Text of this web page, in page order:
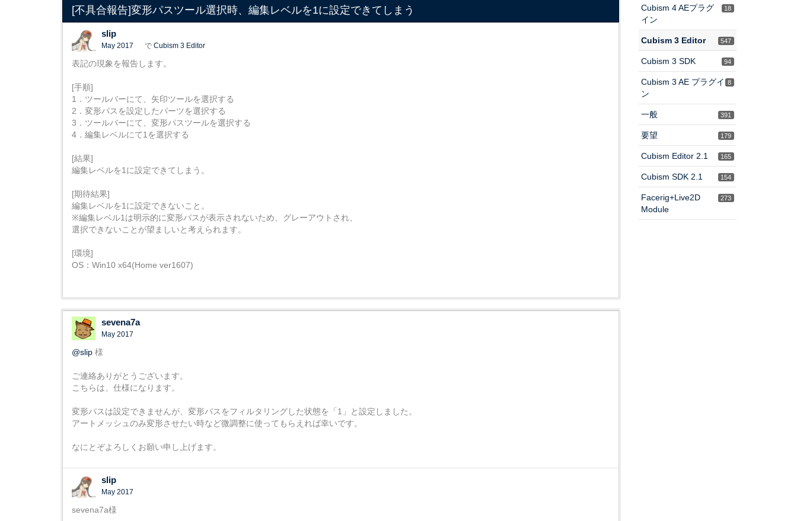
[不具合報告]変形パスツール選択時、編集レベルを1に設定できてしまう
slip
May 2017 で Cubism 3 Editor
表記の現象を報告します。
[手順]
1．ツールバーにて、矢印ツールを選択する
2．変形パスを設定したパーツを選択する
3．ツールバーにて、変形パスツールを選択する
4．編集レベルにて1を選択する
[結果]
編集レベルを1に設定できてしまう。
[期待結果]
編集レベルを1に設定できないこと。
※編集レベル1は明示的に変形パスが表示されないため、グレーアウトされ、
選択できないことが望ましいと考えられます。
[環境]
OS：Win10 x64(Home ver1607)
sevena7a
May 2017
@slip 様
ご連絡ありがとうございます。
こちらは、仕様になります。
変形パスは設定できませんが、変形パスをフィルタリングした状態を「1」と設定しました。
アートメッシュのみ変形させたい時など微調整に使ってもらえれば幸いです。
なにとぞよろしくお願い申し上げます。
slip
May 2017
sevena7a様
18
Cubism 4 AEプラグ
イン
547
Cubism 3 Editor
94
Cubism 3 SDK
8
Cubism 3 AE プラグイ
ン
391
一般
179
要望
165
Cubism Editor 2.1
154
Cubism SDK 2.1
273
Facerig+Live2D
Module